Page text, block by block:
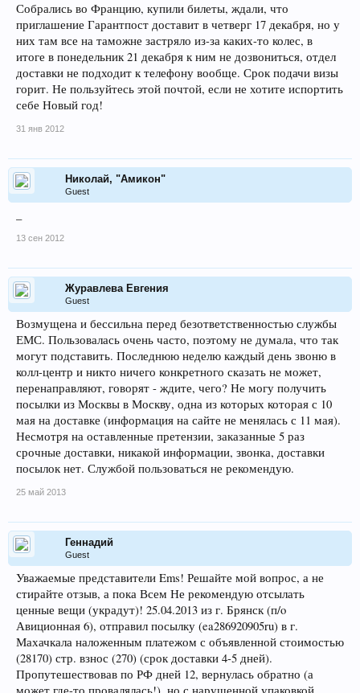
Собрались во Францию, купили билеты, ждали, что
приглашение Гарантпост доставит в четверг 17 декабря, но у
них там все на таможне застряло из-за каких-то колес, в
итоге в понедельник 21 декабря к ним не дозвониться, отдел
доставки не подходит к телефону вообще. Срок подачи визы
горит. Не пользуйтесь этой почтой, если не хотите испортить
себе Новый год!
31 янв 2012
Николай, "Амикон"
Guest
13 сен 2012
Журавлева Евгения
Guest
Возмущена и бессильна перед безответственностью службы
ЕМС. Пользовалась очень часто, поэтому не думала, что так
могут подставить. Последнюю неделю каждый день звоню в
колл-центр и никто ничего конкретного сказать не может,
перенаправляют, говорят - ждите, чего? Не могу получить
посылки из Москвы в Москву, одна из которых которая с 10
мая на доставке (информация на сайте не менялась с 11 мая).
Несмотря на оставленные претензии, заказанные 5 раз
срочные доставки, никакой информации, звонка, доставки
посылок нет. Службой пользоваться не рекомендую.
25 май 2013
Геннадий
Guest
Уважаемые представители Ems! Решайте мой вопрос, а не
стирайте отзыв, а пока Всем Не рекомендую отсылать
ценные вещи (украдут)! 25.04.2013 из г. Брянск (п/o
Авиционная 6), отправил посылку (ea286920905ru) в г.
Махачкала наложенным платежом с объявленной стоимостью
(28170) стр. взнос (270) (срок доставки 4-5 дней).
Пропутешествовав по РФ дней 12, вернулась обратно (а